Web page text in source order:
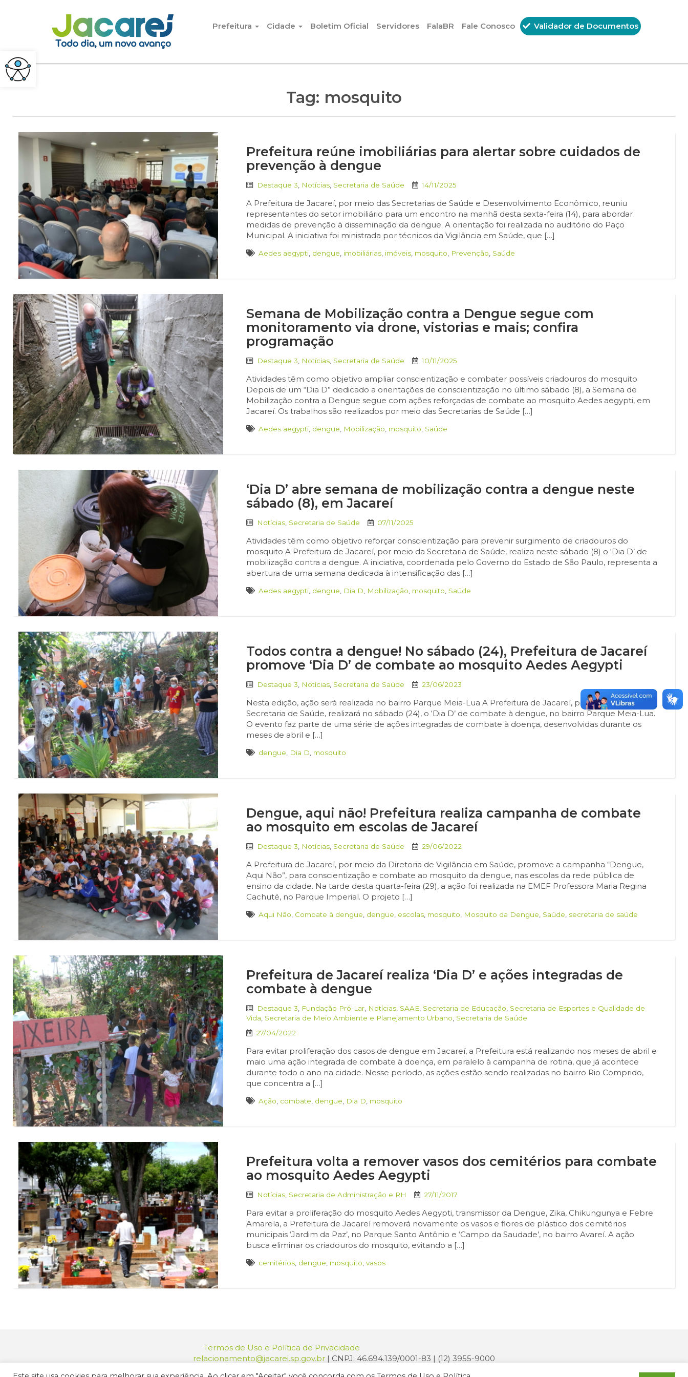
Pular para o conteúdo
Prefeitura
Cidade Boletim Oficial Servidores FalaBR Fale Conosco Validador de Documentos
Tag: mosquito
Prefeitura reúne imobiliárias para alertar sobre cuidados de
prevenção à dengue
Destaque 3 Notícias Secretaria de Saúde 14/11/2025
A Prefeitura de Jacareí, por meio das Secretarias de Saúde e Desenvolvimento Econômico, reuniu
representantes do setor imobiliário para um encontro na manhã desta sexta-feira (14), para abordar
medidas de prevenção à disseminação da dengue. A orientação foi realizada no auditório do Paço
Municipal. A iniciativa foi ministrada por técnicos da Vigilância em Saúde, que […]
Aedes aegypti dengue imobiliárias imóveis mosquito Prevenção Saúde
Semana de Mobilização contra a Dengue segue com
monitoramento via drone, vistorias e mais; confira
programação
Destaque 3 Notícias Secretaria de Saúde 10/11/2025
Atividades têm como objetivo ampliar conscientização e combater possíveis criadouros do mosquito
Depois de um “Dia D” dedicado a orientações de conscientização no último sábado (8), a Semana de
Mobilização contra a Dengue segue com ações reforçadas de combate ao mosquito Aedes aegypti, em
Jacareí. Os trabalhos são realizados por meio das Secretarias de Saúde […]
Aedes aegypti dengue Mobilização mosquito Saúde
‘Dia D’ abre semana de mobilização contra a dengue neste
sábado (8), em Jacareí
Notícias Secretaria de Saúde 07/11/2025
Atividades têm como objetivo reforçar conscientização para prevenir surgimento de criadouros do
mosquito A Prefeitura de Jacareí, por meio da Secretaria de Saúde, realiza neste sábado (8) o ‘Dia D’ de
mobilização contra a dengue. A iniciativa, coordenada pelo Governo do Estado de São Paulo, representa a
abertura de uma semana dedicada à intensificação das […]
Aedes aegypti dengue Dia D Mobilização mosquito Saúde
Todos contra a dengue! No sábado (24), Prefeitura de Jacareí
promove ‘Dia D’ de combate ao mosquito Aedes Aegypti
Destaque 3 Notícias Secretaria de Saúde 23/06/2023
Nesta edição, ação será realizada no bairro Parque Meia-Lua A Prefeitura de Jacareí, por meio da
Secretaria de Saúde, realizará no sábado (24), o ‘Dia D’ de combate à dengue, no bairro Parque Meia-Lua.
O evento faz parte de uma série de ações integradas de combate à doença, desenvolvidas durante os
meses de abril e […]
dengue Dia D mosquito
Dengue, aqui não! Prefeitura realiza campanha de combate
ao mosquito em escolas de Jacareí
Destaque 3 Notícias Secretaria de Saúde 29/06/2022
A Prefeitura de Jacareí, por meio da Diretoria de Vigilância em Saúde, promove a campanha “Dengue,
Aqui Não”, para conscientização e combate ao mosquito da dengue, nas escolas da rede pública de
ensino da cidade. Na tarde desta quarta-feira (29), a ação foi realizada na EMEF Professora Maria Regina
Cachuté, no Parque Imperial. O projeto […]
Aqui Não Combate à dengue dengue escolas mosquito Mosquito da Dengue Saúde secretaria de saúde
Prefeitura de Jacareí realiza ‘Dia D’ e ações integradas de
combate à dengue
Destaque 3 Fundação Pró-Lar Notícias SAAE Secretaria de Educação Secretaria de Esportes e Qualidade de
Vida Secretaria de Meio Ambiente e Planejamento Urbano Secretaria de Saúde
27/04/2022
Para evitar proliferação dos casos de dengue em Jacareí, a Prefeitura está realizando nos meses de abril e
maio uma ação integrada de combate à doença, em paralelo à campanha de rotina, que já acontece
durante todo o ano na cidade. Nesse período, as ações estão sendo realizadas no bairro Rio Comprido,
que concentra a […]
Ação combate dengue Dia D mosquito
Prefeitura volta a remover vasos dos cemitérios para combate
ao mosquito Aedes Aegypti
Notícias Secretaria de Administração e RH 27/11/2017
Para evitar a proliferação do mosquito Aedes Aegypti, transmissor da Dengue, Zika, Chikungunya e Febre
Amarela, a Prefeitura de Jacareí removerá novamente os vasos e flores de plástico dos cemitérios
municipais ‘Jardim da Paz’, no Parque Santo Antônio e ‘Campo da Saudade’, no bairro Avareí. A ação
busca eliminar os criadouros do mosquito, evitando a […]
cemitérios dengue mosquito ,vasos
Termos de Uso e Política de Privacidade
relacionamento@jacarei.sp.gov.br | CNPJ: 46.694.139/0001-83 | (12) 3955-9000